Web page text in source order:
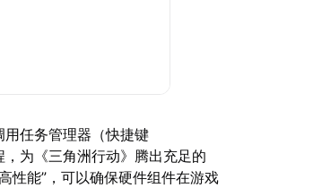
用任务管理器（快捷键
为《三角洲行动》腾出充足的
性能”，可以确保硬件组件在游戏